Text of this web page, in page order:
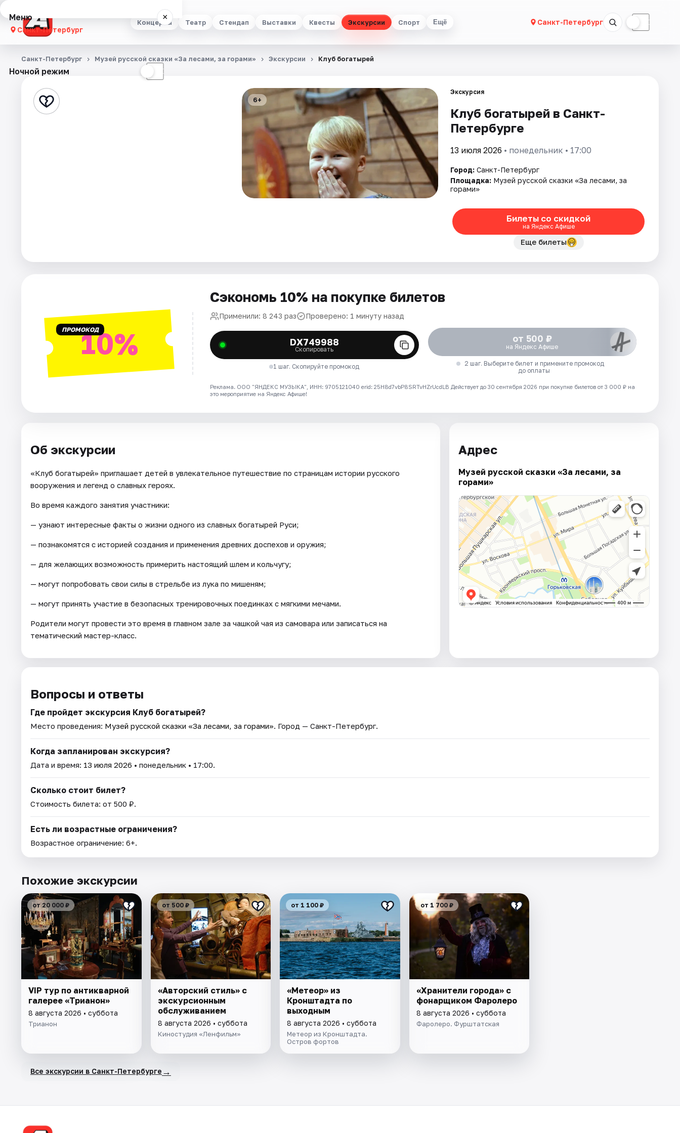
Концерты Театр Стендап Выставки Квесты Экскурсии Спорт Ещё Санкт-Петербург ☾
Меню ×
Санкт-Петербург
Концерты
Стендап
Рейтинги
Ночной режим ☾
Санкт-Петербург Музей русской сказки «За лесами, за горами» Экскурсии Клуб богатырей
6+
Экскурсия
Клуб богатырей в Санкт-
Петербурге
13 июля 2026 • понедельник • 17:00
Город: Санкт-Петербург
Площадка: Музей русской сказки «За лесами, за
горами»
Билеты со скидкой
на Яндекс Афише
Еще билеты
ПРОМОКОД10%
Сэкономь 10% на покупке билетов
Применили: 8 243 раз Проверено: 1 минуту назад
DX749988
Скопировать
1 шаг. Скопируйте промокод
от 500 ₽
на Яндекс Афише
2 шаг. Выберите билет и примените промокод
до оплаты
Реклама. ООО "ЯНДЕКС МУЗЫКА", ИНН: 9705121040 erid: 25H8d7vbP8SRTvHZrUcdLB Действует до 30 сентября 2026 при покупке билетов от 3 000 ₽ на
это мероприятие на Яндекс Афише!
Об экскурсии
«Клуб богатырей» приглашает детей в увлекательное путешествие по страницам истории русского
вооружения и легенд о славных героях.
Во время каждого занятия участники:
— узнают интересные факты о жизни одного из славных богатырей Руси;
— познакомятся с историей создания и применения древних доспехов и оружия;
— для желающих возможность примерить настоящий шлем и кольчугу;
— могут попробовать свои силы в стрельбе из лука по мишеням;
— могут принять участие в безопасных тренировочных поединках с мягкими мечами.
Родители могут провести это время в главном зале за чашкой чая из самовара или записаться на
тематический мастер-класс.
Адрес
Музей русской сказки «За лесами, за
горами»
Вопросы и ответы
Где пройдет экскурсия Клуб богатырей?
Место проведения: Музей русской сказки «За лесами, за горами». Город — Санкт-Петербург.
Когда запланирован экскурсия?
Дата и время: 13 июля 2026 • понедельник • 17:00.
Сколько стоит билет?
Стоимость билета: от 500 ₽.
Есть ли возрастные ограничения?
Возрастное ограничение: 6+.
Похожие экскурсии
от 20 000 ₽
VIP тур по антикварной
галерее «Трианон»
8 августа 2026 • суббота
Трианон
от 500 ₽
«Авторский стиль» с
экскурсионным
обслуживанием
8 августа 2026 • суббота
Киностудия «Ленфильм»
от 1 100 ₽
«Метеор» из
Кронштадта по
выходным
8 августа 2026 • суббота
Метеор из Кронштадта.
Остров фортов
от 1 700 ₽
«Хранители города» с
фонарщиком Фаролеро
8 августа 2026 • суббота
Фаролеро. Фурштатская
Все экскурсии в Санкт-Петербурге →